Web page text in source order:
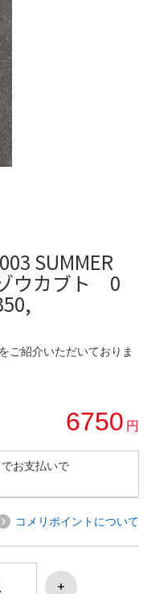
SUMMER
ウカブト 0
ご紹介いただいておりま
6750 円
お支払いで
コメリポイントについて